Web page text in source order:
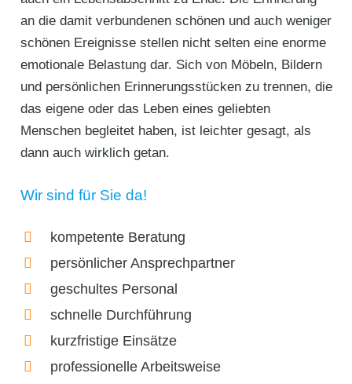
an die damit verbundenen schönen und auch weniger
schönen Ereignisse stellen nicht selten eine enorme
emotionale Belastung dar. Sich von Möbeln, Bildern
und persönlichen Erinnerungsstücken zu trennen, die
das eigene oder das Leben eines geliebten
Menschen begleitet haben, ist leichter gesagt, als
dann auch wirklich getan.
Wir sind für Sie da!
kompetente Beratung
persönlicher Ansprechpartner
geschultes Personal
schnelle Durchführung
kurzfristige Einsätze
professionelle Arbeitsweise